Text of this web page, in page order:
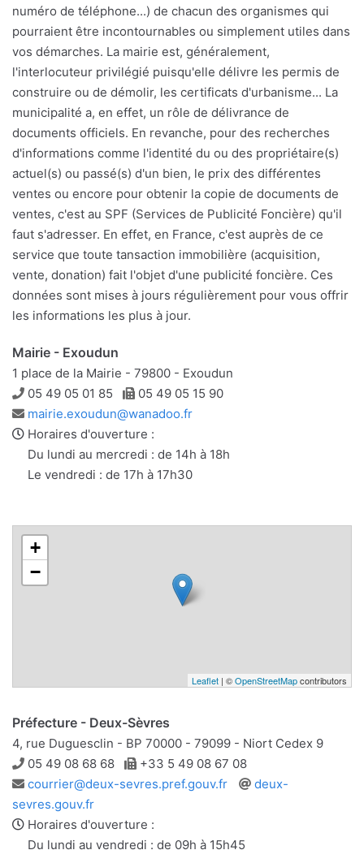
numéro de téléphone...) de chacun des organismes qui
pourraient être incontournables ou simplement utiles dans
vos démarches. La mairie est, généralement,
l'interlocuteur privilégié puisqu'elle délivre les permis de
construire ou de démolir, les certificats d'urbanisme... La
municipalité a, en effet, un rôle de délivrance de
documents officiels. En revanche, pour des recherches
d'informations comme l'identité du ou des propriétaire(s)
actuel(s) ou passé(s) d'un bien, le prix des différentes
ventes ou encore pour obtenir la copie de documents de
ventes, c'est au SPF (Services de Publicité Foncière) qu'il
faut s'adresser. En effet, en France, c'est auprès de ce
service que toute tansaction immobilière (acquisition,
vente, donation) fait l'objet d'une publicité foncière. Ces
données sont mises à jours régulièrement pour vous offrir
les informations les plus à jour.
Mairie - Exoudun
1 place de la Mairie - 79800 - Exoudun
Téléphone
05 49 05 01 85 Télécopie
05 49 05 15 90
Adresse
e-
mail
mairie.exoudun@wanadoo.fr
Horaires d'ouverture :
Du lundi au mercredi : de 14h à 18h
Le vendredi : de 17h à 17h30
+
−
Leaflet | ©OpenStreetMapcontributors
Préfecture - Deux-Sèvres
4, rue Duguesclin - BP 70000 - 79099 - Niort Cedex 9
Téléphone
05 49 08 68 68 Télécopie
+33 5 49 08 67 08
Adresse
e-
mail
courrier@deux-sevres.pref.gouv.fr
Site
deux-
sevres.gouv.fr
Horaires d'ouverture :
Du lundi au vendredi : de 09h à 15h45